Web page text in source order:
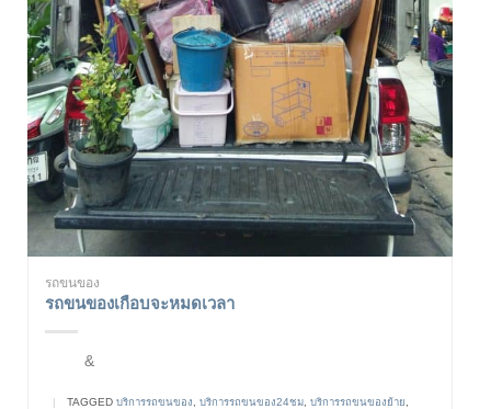
รถขนของ
รถขนของเกือบจะหมดเวลา
&
| TAGGED บริการรถขนของ บริการรถขนของ24ชม บริการรถขนของย้าย